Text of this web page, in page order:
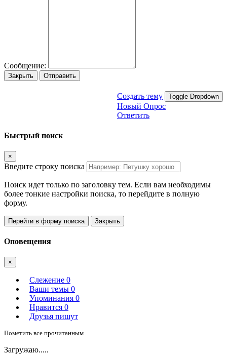
Сообщение:
Закрыть Отправить
Создать тему Toggle Dropdown
Новый Опрос
Ответить
Быстрый поиск
×
Введите строку поиска
Поиск идет только по заголовку тем. Если вам необходимы
более тонкие настройки поиска, то перейдите в полную
форму.
Перейти в форму поиска Закрыть
Оповещения
×
Слежение 0
Ваши темы 0
Упоминания 0
Нравится 0
Друзья пишут
Пометить все прочитанным
Загружаю.....